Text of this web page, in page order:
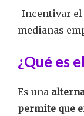
-Incentivar el
medianas
¿Qué es
Es una
permite que